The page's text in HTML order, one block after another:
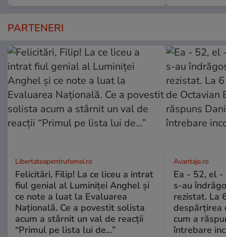
PARTENERI
Libertateapentrufemei.ro
Felicitări, Filip! La ce liceu a intrat
fiul genial al Luminiței Anghel și
ce note a luat la Evaluarea
Națională. Ce a povestit solista
acum a stârnit un val de reacții
“Primul pe lista lui de…”
Avantaje.ro
Ea - 52, el -
s-au
rezistat. La
despărțirea
cum a
întrebare